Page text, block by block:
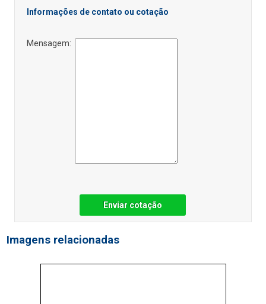
Informações de contato ou cotação
Mensagem:
Enviar cotação
Imagens relacionadas